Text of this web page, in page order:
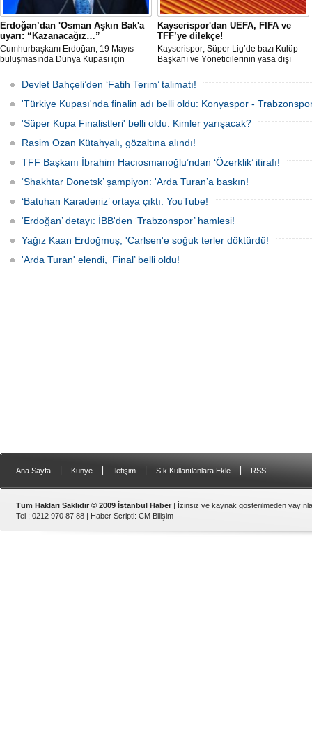
Erdoğan’dan 'Osman Aşkın Bak'a
uyarı: “Kazanacağız…”
Cumhurbaşkanı Erdoğan, 19 Mayıs
buluşmasında Dünya Kupası için
Spor Bakanı Osman Aşkın Bak’a,
"Sürpriz yapabiliriz deme, kazanacağız
diyeceksin" sözleriyle müdahale etti.
Kayserispor'dan UEFA, FIFA ve
TFF’ye dilekçe!
Kayserispor; Süper Lig’de bazı Kulüp
Başkanı ve Yöneticilerinin yasa dışı
ve FIFA’ya resmi dilekçe göndererek
ligin tescil edilmemesini talep edecek.
Devlet Bahçeli’den ‘Fatih Terim’ talimatı!
'Türkiye Kupası'nda finalin adı belli oldu: Konyaspor -
'Süper Kupa Finalistleri' belli oldu: Kimler yarışacak?
Rasim Ozan Kütahyalı, gözaltına alındı!
TFF Başkanı İbrahim Hacıosmanoğlu’ndan ‘Özerklik’ itirafı!
‘Shakhtar Donetsk’ şampiyon: 'Arda Turan’a baskın!
‘Batuhan Karadeniz’ ortaya çıktı: YouTube!
‘Erdoğan’ detayı: İBB'den ‘Trabzonspor’ hamlesi!
Yağız Kaan Erdoğmuş, 'Carlsen'e soğuk terler döktürdü!
'Arda Turan' elendi, ‘Final’ belli oldu!
Ana Sayfa Künye İletişim Sık Kullanılanlara Ekle RSS
Tüm Hakları Saklıdır © 2009 İstanbul Haber | İzinsiz ve kaynak gösterilmeden
Tel : 0212 970 87 88 | Haber Scripti: CM Bilişim